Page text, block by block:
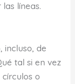
líneas.
incluso, de
tal si en vez
o